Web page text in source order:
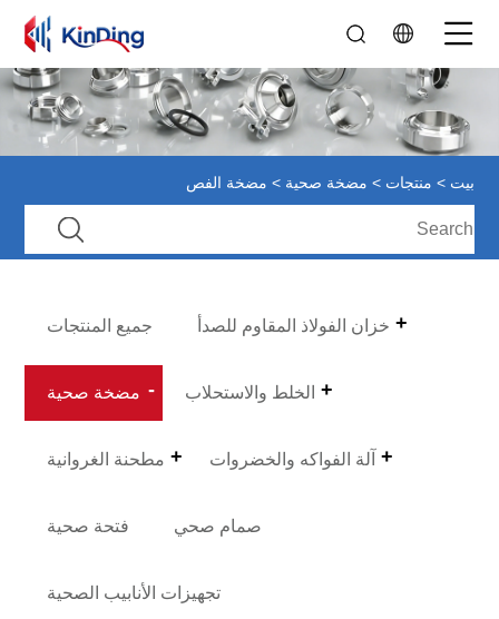
بيت > منتجات > مضخة صحية > مضخة الفص
جميع المنتجات خزان الفولاذ المقاوم للصدأ
مضخة صحية الخلط والاستحلاب
مطحنة الغروانية آلة الفواكه والخضروات
فتحة صحية صمام صحي
تجهيزات الأنابيب الصحية